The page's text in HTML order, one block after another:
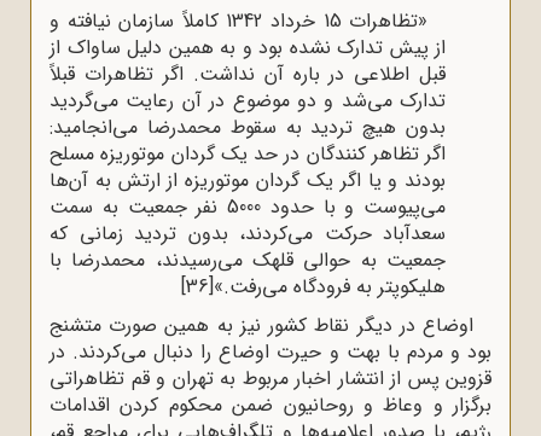
«تظاهرات 15 خرداد 1342 کاملاً سازمان نیافته و
از پیش تدارک نشده بود و به همین دلیل ساواک از
قبل اطلاعی در باره آن نداشت. اگر تظاهرات قبلاً
تدارک می‌شد و دو موضوع در آن رعایت می‌گردید
بدون هیچ تردید به سقوط محمدرضا می‌انجامید:
اگر تظاهر کنندگان در حد یک گردان موتوریزه مسلح
بودند و یا اگر یک گردان موتوریزه از ارتش به آن‌ها
می‌پیوست و با حدود 5000 نفر جمعیت به سمت
سعدآباد حرکت می‌کردند، بدون تردید زمانی که
جمعیت به حوالی قلهک می‌رسیدند، محمدرضا با
هلیکوپتر به فرودگاه می‌رفت.»[36]
اوضاع در دیگر نقاط کشور نیز به همین صورت متشنج
بود و مردم با بهت و حیرت اوضاع را دنبال می‌کردند. در
قزوین پس از انتشار اخبار مربوط به تهران و قم تظاهراتی
برگزار و وعاظ و روحانیون ضمن محکوم کردن اقدامات